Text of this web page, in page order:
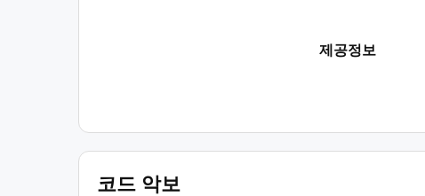
제공정보
코드 악보